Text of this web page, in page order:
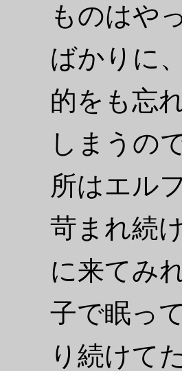
ものはや
ばかりに
的をも忘
しまうの
所はエル
苛まれ続
に来てみ
子で眠っ
り続けて